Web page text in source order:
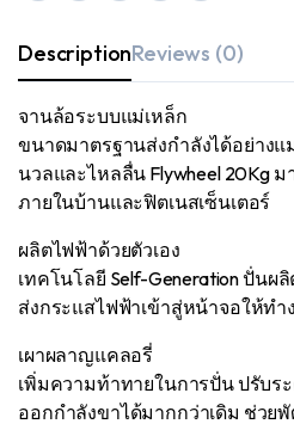
DescriptionReviews (0)
จานล้อระบบแม่เหล็ก
ขนาดมาตรฐานส่งกำลังได้อย่าง
นวลและไหลลื่น Flywheel 20Kg
ภายในบ้านและฟิตเนสเซ็นเตอร์
ผลิตไฟฟ้าด้วยตัวเอง
เทคโนโลยี Self-Generation ปั่นผ
ส่งกระแสไฟฟ้าเข้าสู่หน้าจอให้ท
เผาผลาญแคลอรี่
เพิ่มความท้าทายในการปั่น ปรับร
ออกกำลังขาได้มากกว่าเดิม ช่วย